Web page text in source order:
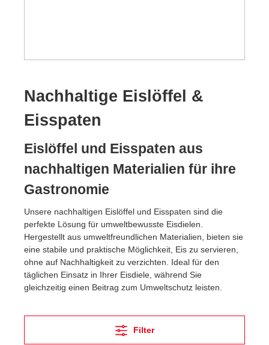
Nachhaltige Eislöffel &
Eisspaten
Eislöffel und Eisspaten aus
nachhaltigen Materialien für ihre
Gastronomie
Unsere nachhaltigen Eislöffel und Eisspaten sind die
perfekte Lösung für umweltbewusste Eisdielen.
Hergestellt aus umweltfreundlichen Materialien, bieten sie
eine stabile und praktische Möglichkeit, Eis zu servieren,
ohne auf Nachhaltigkeit zu verzichten. Ideal für den
täglichen Einsatz in Ihrer Eisdiele, während Sie
gleichzeitig einen Beitrag zum Umweltschutz leisten.
Filter